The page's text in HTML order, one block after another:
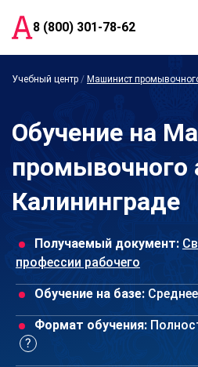
8 (800) 301-78-62
Учебный центр / Машинист
Обучение на
промывочного
Калининграде
Получаемый документ:
профессии рабочего
Обучение на базе:
Формат обучения: